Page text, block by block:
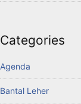
Categories
Agenda
Bantal Leher